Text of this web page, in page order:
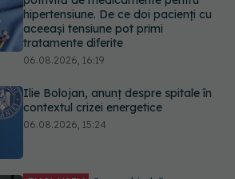
Ilie Bolojan, anunț despre spitale în
contextul crizei energetice
06.08.2026, 15:24
EXCLUSIV Cum schimbă
Inteligența Artificială relația dintre
medic și pacient